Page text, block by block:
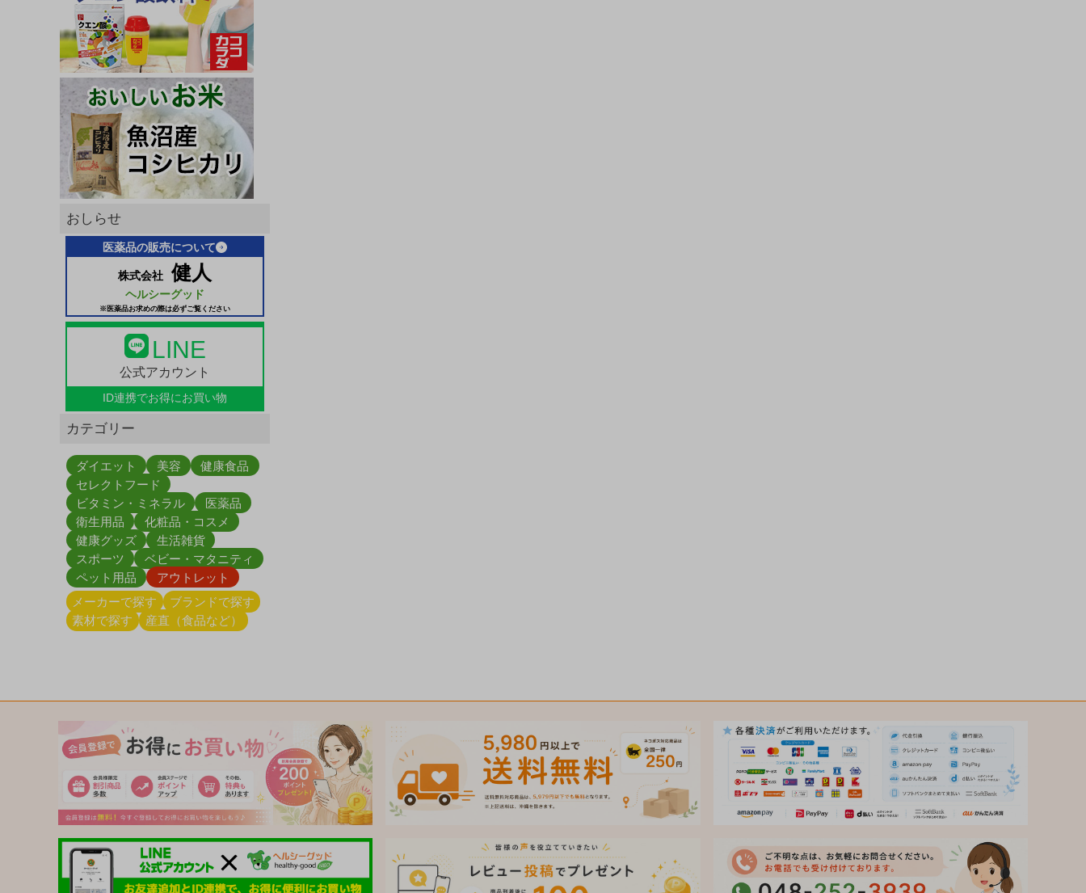
おしらせ
医薬品の販売について
株式会社 健人
ヘルシーグッド
※医薬品お求めの際は必ずご覧ください
LINE
公式アカウント
ID連携でお得にお買い物
カテゴリー
ダイエット 美容
健康食品
セレクトフード
ビタミン・ミネラル
医薬品
衛生用品
化粧品・コスメ
健康グッズ
生活雑貨
スポーツ
ベビー・マタニティ
ペット用品
アウトレット
メーカーで探す
ブランドで探す
素材で探す
産直（食品など）